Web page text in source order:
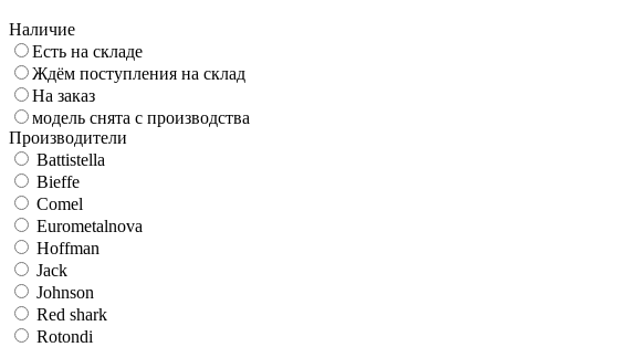
Наличие
Есть на складе
Ждём поступления на склад
На заказ
модель снята с производства
Производители
Battistella
Bieffe
Comel
Eurometalnova
Hoffman
Jack
Johnson
Red shark
Rotondi